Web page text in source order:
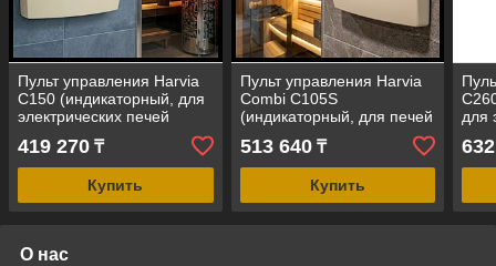
Пульт управления Harvia
C150 (индикаторный, для
электрических печей
мощностью = 3-17 кВт)
419 270 ₸
Купить
Пульт управления Harvia
Combi C105S
(индикаторный, для печей
со встроенным
парообразователем/
увлажнителем)
513 640₸
Купить
для
О нас